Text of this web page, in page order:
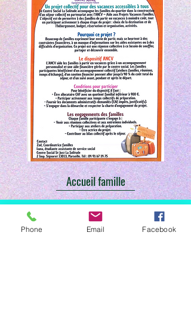
Accueil famille
Phone Email Facebook